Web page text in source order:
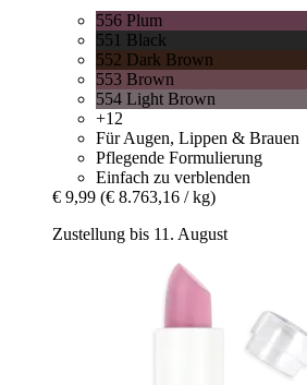
556 Plum
551 Black
552 Dark Brown
553 Brown
554 Light Brown
+12
Für Augen, Lippen & Brauen
Pflegende Formulierung
Einfach zu verblenden
€ 9,99 (€ 8.763,16 / kg)
Zustellung bis 11. August